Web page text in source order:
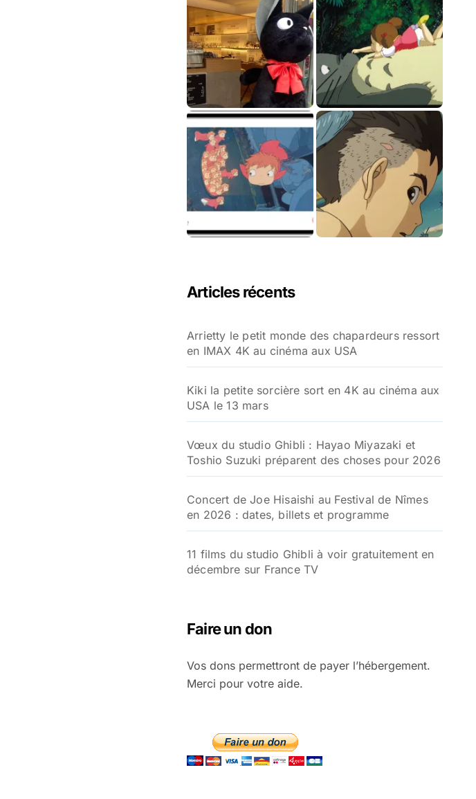
Articles récents
Arrietty le petit monde des chapardeurs ressort
en IMAX 4K au cinéma aux USA
Kiki la petite sorcière sort en 4K au cinéma aux
USA le 13 mars
Vœux du studio Ghibli : Hayao Miyazaki et
Toshio Suzuki préparent des choses pour 2026
Concert de Joe Hisaishi au Festival de Nîmes
en 2026 : dates, billets et programme
11 films du studio Ghibli à voir gratuitement en
décembre sur France TV
Faire un don
Vos dons permettront de payer l’hébergement.
Merci pour votre aide.